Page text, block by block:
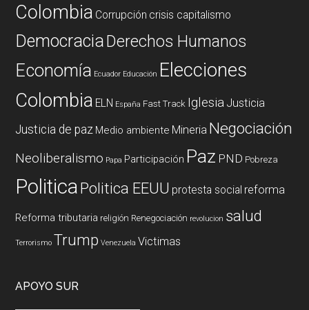
Colombia Corrupción crisis capitalismo
DemocraciaDerechos Humanos
Economía Ecuador Educación Elecciones
Colombia ELN España Fast Track Iglesia Justicia
Justicia de paz Medio ambiente Mineria Negociación
Neoliberalismo Papa Participación Paz PND Pobreza
PoliticaPolitica EEUU protesta social reforma
Reforma tributaria religión Renegociación revolucion salud
Terrorismo Trump Venezuela Victimas
APOYO SUR